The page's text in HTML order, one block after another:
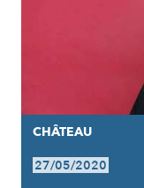
CHÂTEAU
27/05/2020